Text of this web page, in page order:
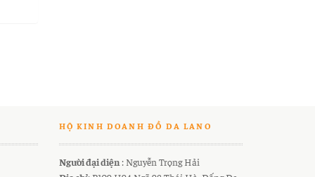
HỘ KINH DOANH ĐỒ DA LANO
Người đại diện: Nguyễn Trọng Hải